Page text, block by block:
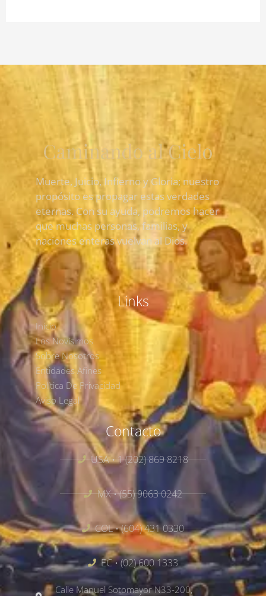
Muerte, Juicio, Infierno y Gloria; nuestro
propósito es propagar estas verdades
eternas. Con su ayuda, podremos hacer
que muchas personas, familias, y
naciones enteras vuelvan al Dios.
Links
Inicio
Los Novísimos
Sobre Nosotros
Entidades Afines
Política De Privacidad
Aviso Legal
Contacto
USA • 1 (202) 869 8218
MX • (55) 9063 0242
COL • (604) 431 0330
EC • (02) 600 1333
Calle Manuel Sotomayor N33-200,